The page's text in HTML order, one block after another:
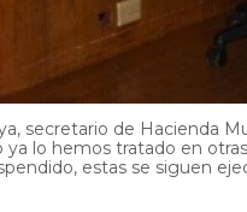
secretario de Hacienda
lo hemos tratado en
estas se siguen